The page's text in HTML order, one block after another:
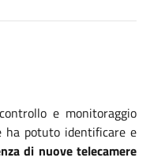
e monitoraggio
ha potuto identificare e
di nuove telecamere